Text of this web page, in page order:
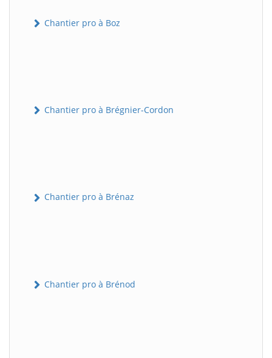
Chantier pro à Boz
Chantier pro à Brégnier-Cordon
Chantier pro à Brénaz
Chantier pro à Brénod